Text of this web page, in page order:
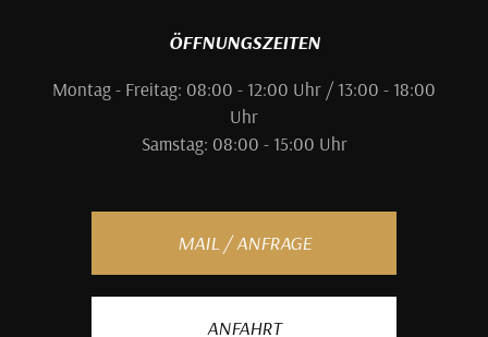
ÖFFNUNGSZEITEN
Montag - Freitag: 08:00 - 12:00 Uhr / 13:00 - 18:00
Uhr
Samstag: 08:00 - 15:00 Uhr
MAIL / ANFRAGE
ANFAHRT